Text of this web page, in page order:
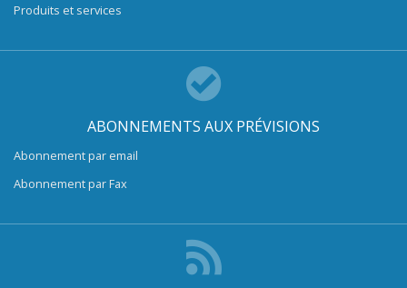
Produits et services
ABONNEMENTS AUX PRÉVISIONS
Abonnement par email
Abonnement par Fax